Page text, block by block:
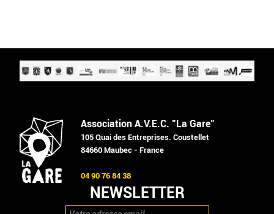
Association A.V.E.C. "La Gare"
105 Quai des Entreprises. Coustellet
84660 Maubec - France
04 90 76 84 38
NEWSLETTER